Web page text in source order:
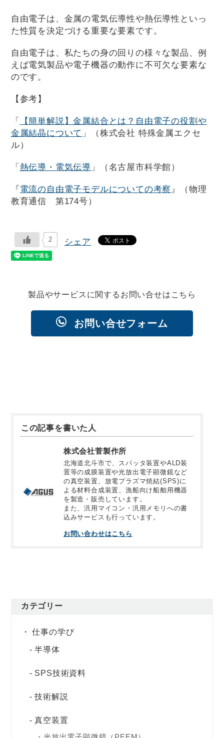
自由電子は、金属の電気伝導性や熱伝導性といっ
た性質を決定づける重要な要素です。
自由電子は、私たちの身の回りの様々な製品、例
えば電気製品や電子機器の動作に不可欠な要素な
のです。
【参考】
「
【簡単解説】金属結合とは？自由電子の役割や
金属結晶について 」（株式会社 特殊金属エクセ
ル）
「 熱伝導・電気伝導 」（名古屋市科学館）
『 電流の自由電子モデルについての考察 』（物理
教育通信 第174号）
2 シェア
製品やサービスに関するお問い合せはこちら
お問い合せフォーム
この記事を書いた人
株式会社菅製作所
北海道北斗市で、スパッタ装置やALD装
置等の成膜装置や光放出電子顕微鏡など
の真空装置、放電プラズマ焼結(SPS)に
よる材料合成装置、漁船向け船舶用機器
を製造・販売しています。
また、汎用マイコン・汎用メモリへの書
込みサービスも行っています。
お問い合わせはこちら
カテゴリー
仕事の学び
半導体
SPS技術資料
技術解説
真空装置